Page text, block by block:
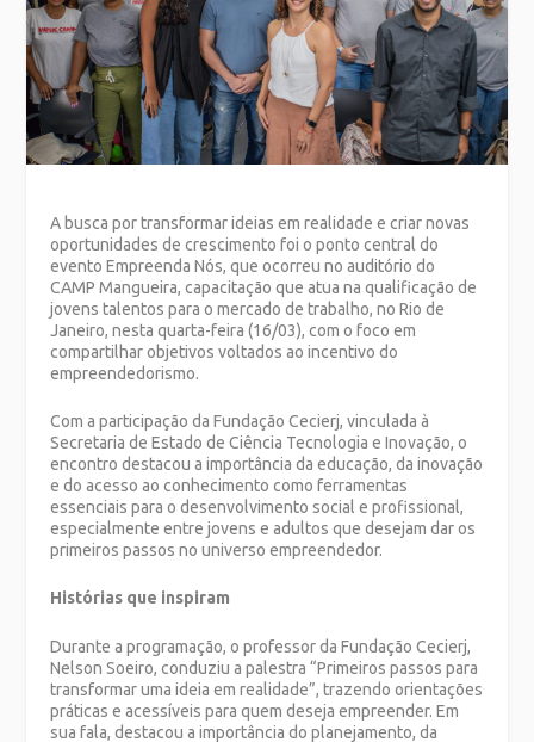
A busca por transformar ideias em realidade e criar novas
oportunidades de crescimento foi o ponto central do
evento Empreenda Nós, que ocorreu no auditório do
CAMP Mangueira, capacitação que atua na qualificação de
jovens talentos para o mercado de trabalho, no Rio de
Janeiro, nesta quarta-feira (16/03), com o foco em
compartilhar objetivos voltados ao incentivo do
empreendedorismo.
Com a participação da Fundação Cecierj, vinculada à
Secretaria de Estado de Ciência Tecnologia e Inovação, o
encontro destacou a importância da educação, da inovação
e do acesso ao conhecimento como ferramentas
essenciais para o desenvolvimento social e profissional,
especialmente entre jovens e adultos que desejam dar os
primeiros passos no universo empreendedor.
Histórias que inspiram
Durante a programação, o professor da Fundação Cecierj,
Nelson Soeiro, conduziu a palestra “Primeiros passos para
transformar uma ideia em realidade”, trazendo orientações
práticas e acessíveis para quem deseja empreender. Em
sua fala, destacou a importância do planejamento, da